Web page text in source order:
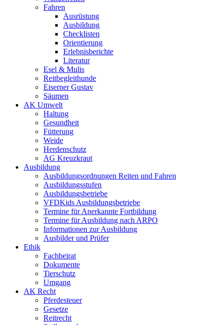
Fahren
Ausrüstung
Ausbildung
Checklisten
Orientierung
Erlebnisberichte
Literatur
Esel & Mulis
Reitbegleithunde
Eiserner Gustav
Säumen
AK Umwelt
Haltung
Gesundheit
Fütterung
Weide
Herdenschutz
AG Kreuzkraut
Ausbildung
Ausbildungsordnungen Reiten und Fahren
Ausbildungsstufen
Ausbildungsbetriebe
VFDKids Ausbildungsbetriebe
Termine für Anerkannte Fortbildung
Termine für Ausbildung nach ARPO
Informationen zur Ausbildung
Ausbilder und Prüfer
Ethik
Fachbeirat
Dokumente
Tierschutz
Umgang
AK Recht
Pferdesteuer
Gesetze
Reitrecht